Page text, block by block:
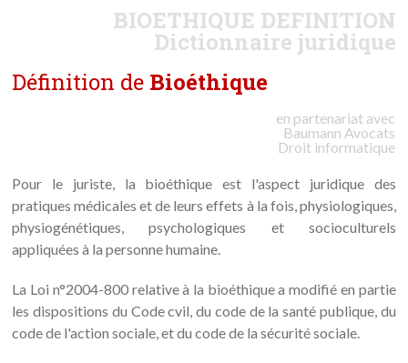
BIOETHIQUE DEFINITION
Dictionnaire juridique
Définition de Bioéthique
en partenariat avec
Baumann Avocats
Droit informatique
Pour le juriste, la bioéthique est l'aspect juridique des
pratiques médicales et de leurs effets à la fois, physiologiques,
physiogénétiques, psychologiques et socioculturels
appliquées à la personne humaine.
La Loi n°2004-800 relative à la bioéthique a modifié en partie
les dispositions du Code cvil, du code de la santé publique, du
code de l'action sociale, et du code de la sécurité sociale.